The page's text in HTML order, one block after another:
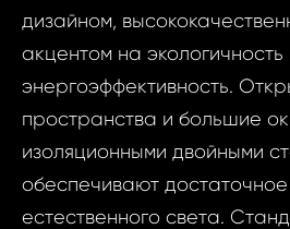
дизайном,
акцентом на экологичность
энергоэффективность.
пространства и большие
изоляционными двойными
обеспечивают достаточное
естественного света.